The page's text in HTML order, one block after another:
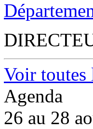
Voir toutes
Agenda
26 au 28